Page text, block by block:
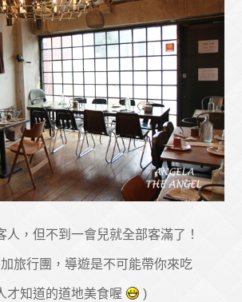
人，但不到一會兒就全部客滿了！
加旅行團，導遊是不可能帶你來吃
才知道的道地美食喔 )